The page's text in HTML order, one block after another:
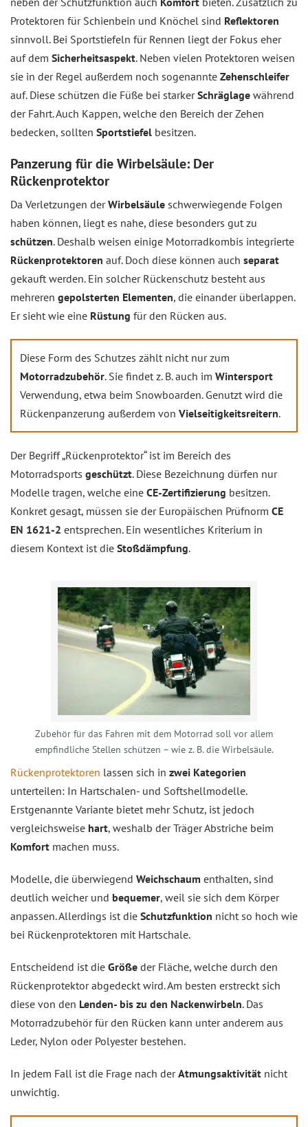
Protektoren für Schienbein und Knöchel sind Reflektoren
sinnvoll. Bei Sportstiefeln für Rennen liegt der Fokus eher
auf dem Sicherheitsaspekt. Neben vielen Protektoren weisen
sie in der Regel außerdem noch sogenannte Zehenschleifer
auf. Diese schützen die Füße bei starkerSchräglage während
der Fahrt. Auch Kappen, welche den Bereich der Zehen
bedecken, sollten Sportstiefel besitzen.
Panzerung für die Wirbelsäule: Der
Rückenprotektor
Da Verletzungen derWirbelsäule schwerwiegende Folgen
haben können, liegt es nahe, diese besonders gut zu
schützen. Deshalb weisen einige Motorradkombis integrierte
Rückenprotektoren auf. Doch diese können auch separat
gekauft werden. Ein solcher Rückenschutz besteht aus
mehreren gepolsterten Elementen, die einander überlappen.
Er sieht wie eine Rüstung für den Rücken aus.
Diese Form des Schutzes zählt nicht nur zum
Motorradzubehör. Sie findet z. B. auch im Wintersport
Verwendung, etwa beim Snowboarden. Genutzt wird die
Rückenpanzerung außerdem von Vielseitigkeitsreitern.
Der Begriff „Rückenprotektor“ ist im Bereich des
Motorradsports geschützt. Diese Bezeichnung dürfen nur
Modelle tragen, welche eine CE-Zertifizierung besitzen.
Konkret gesagt, müssen sie der Europäischen Prüfnorm CE
EN 1621-2 entsprechen. Ein wesentliches Kriterium in
diesem Kontext ist die Stoßdämpfung.
Zubehör für das Fahren mit dem Motorrad soll vor allem
empfindliche Stellen schützen – wie z. B. die Wirbelsäule.
Rückenprotektoren lassen sich in zwei Kategorien
unterteilen: In Hartschalen- und Softshellmodelle.
Erstgenannte Variante bietet mehr Schutz, ist jedoch
vergleichsweise hart, weshalb der Träger Abstriche beim
Komfort machen muss.
Modelle, die überwiegend Weichschaum enthalten, sind
deutlich weicher und bequemer, weil sie sich dem Körper
anpassen. Allerdings ist die Schutzfunktion nicht so hoch wie
bei Rückenprotektoren mit Hartschale.
Entscheidend ist die Größe der Fläche, welche durch den
Rückenprotektor abgedeckt wird. Am besten erstreckt sich
diese von den Lenden- bis zu den Nackenwirbeln. Das
Motorradzubehör für den Rücken kann unter anderem aus
Leder, Nylon oder Polyester bestehen.
In jedem Fall ist die Frage nach derAtmungsaktivität nicht
unwichtig.